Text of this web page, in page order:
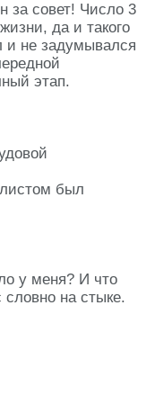
за совет! Число 3
да и такого
и не задумывался
этап.
был
у меня? И что
на стыке.